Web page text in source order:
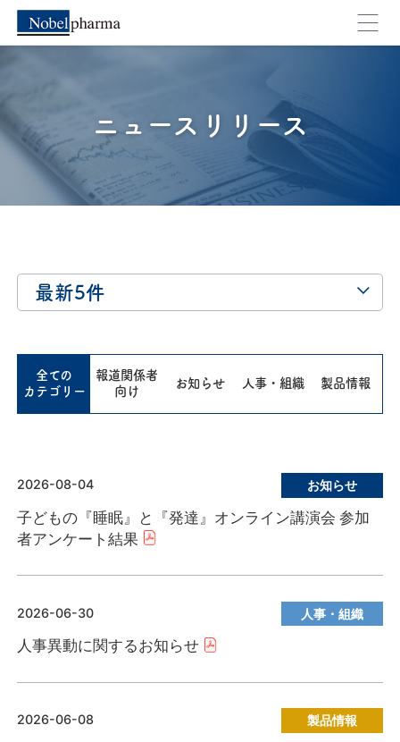
外部のページへ移動します。よろしいですか？
ニュースリリース
最新5件
全ての
カテゴリー
報道関係者
向け
お知らせ 人事・組織 製品情報
2026-08-04 お知らせ
子どもの『睡眠』と『発達』オンライン講演会 参加
者アンケート結果
2026-06-30 人事・組織
人事異動に関するお知らせ
2026-06-08 製品情報